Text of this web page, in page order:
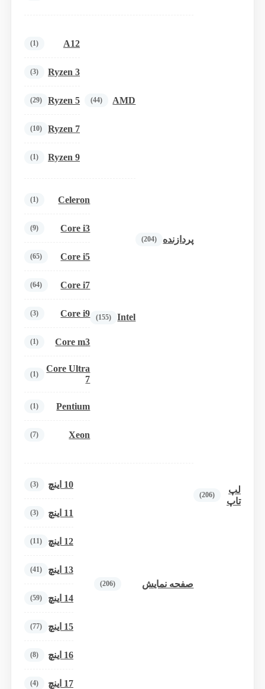
لپ
تاپ
(206)
پردازنده (204)
AMD
(44)
A12
(1)
Ryzen 3
(3)
Ryzen 5
(29)
Ryzen 7
(10)
Ryzen 9
(1)
Intel
(155)
Celeron
(1)
Core i3
(9)
Core i5
(65)
Core i7
(64)
Core i9
(3)
Core m3
(1)
Core Ultra
7
(1)
Pentium
(1)
Xeon
(7)
صفحه نمایش (206)
10 اینچ (3)
11 اینچ (3)
12 اینچ (11)
13 اینچ (41)
14 اینچ (59)
15 اینچ (77)
16 اینچ (8)
17 اینچ (4)